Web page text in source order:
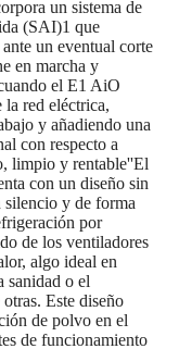
un sistema de
(SAI)1 que
un eventual corte
en marcha y
el E1 AiO
la red eléctrica,
y añadiendo una
con respecto a
limpio y rentable''El
con un diseño sin
silencio y de forma
por
de los ventiladores
algo ideal en
sanidad o el
Este diseño
de polvo en el
de funcionamiento